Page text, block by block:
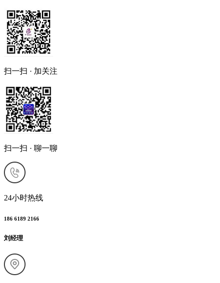
扫一扫 · 加关注
扫一扫 · 聊一聊
24小时热线
186 6189 2166
刘经理